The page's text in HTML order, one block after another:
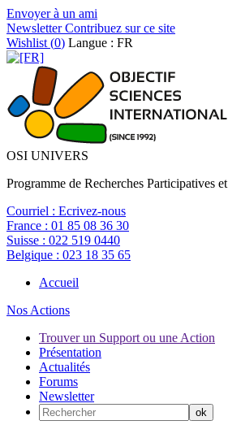
Envoyer à un ami
NewsletterContribuez sur ce site
Wishlist (0) Langue : FR
OSI UNIVERS
Programme de Recherches Participatives
Courriel : Ecrivez-nous
France : 01 85 08 36 30
Suisse : 022 519 0440
Belgique : 023 18 35 65
Accueil
Nos Actions
Trouver un Support ou une Action
Présentation
Actualités
Forums
Newsletter